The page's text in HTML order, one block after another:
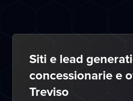
Siti e lead
concessionarie e
Treviso